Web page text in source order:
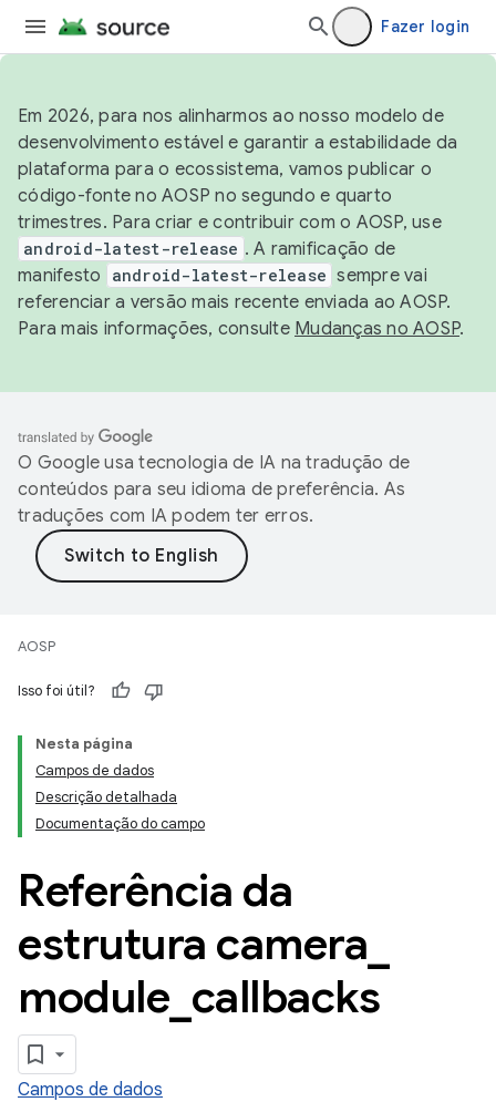
Fazer login
Em 2026, para nos alinharmos ao nosso modelo de
desenvolvimento estável e garantir a estabilidade da
plataforma para o ecossistema, vamos publicar o
código-fonte no AOSP no segundo e quarto
trimestres. Para criar e contribuir com o AOSP, use
android-latest-release . A ramificação de
manifesto
android-latest-release sempre vai
referenciar a versão mais recente enviada ao AOSP.
Para mais informações, consulte Mudanças no AOSP.
O Google usa tecnologia de IA na tradução de
conteúdos para seu idioma de preferência. As
traduções com IA podem ter erros.
AOSP
Isso foi útil?
Nesta página
Campos de dados
Descrição detalhada
Documentação do campo
Referência da
estrutura camera
module callbacks
Campos de dados